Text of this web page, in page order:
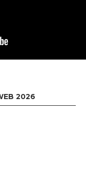
2026